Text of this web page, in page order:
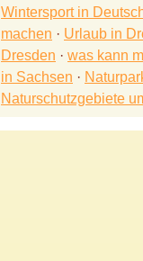
Wintersport in
machen · Urlaub in
Dresden · was kann
in Sachsen ·
Naturschutzgebiete